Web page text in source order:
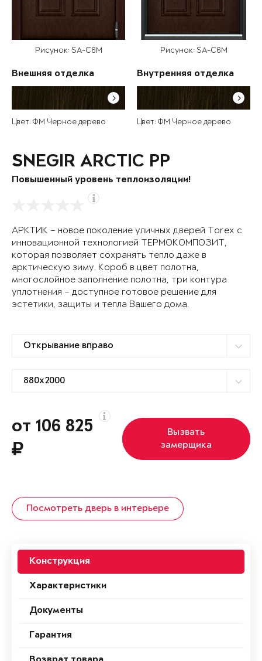
Рисунок: SA-C6M
Внешняя отделка
Цвет: ФМ Черное дерево
Рисунок: SA-C6M
Внутренняя отделка
Цвет: ФМ Черное дерево
SNEGIR ARCTIC PP
Повышенный уровень теплоизоляции!
АРКТИК – новое поколение уличных дверей Torex с
инновационной технологией ТЕРМОКОМПОЗИТ,
которая позволяет сохранять тепло даже в
арктическую зиму. Короб в цвет полотна,
многослойное заполнение полотна, три контура
уплотнения – доступное готовое решение для
эстетики, защиты и тепла Вашего дома.
от 106 825
Вызвать
замерщика
Посмотреть дверь в интерьере
Конструкция
Характеристики
Документы
Гарантия